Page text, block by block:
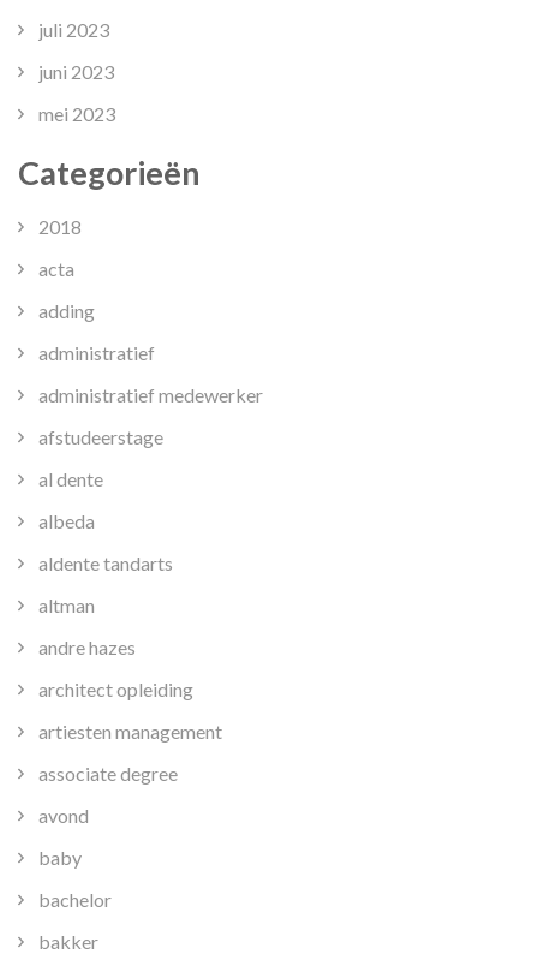
juli 2023
juni 2023
mei 2023
Categorieën
2018
acta
adding
administratief
administratief medewerker
afstudeerstage
al dente
albeda
aldente tandarts
altman
andre hazes
architect opleiding
artiesten management
associate degree
avond
baby
bachelor
bakker